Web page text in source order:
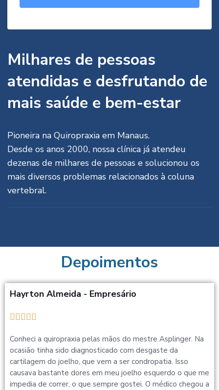
Milhares de pessoas
atendidas e desfrutando de
mais saúde e bem-estar
Pioneira na Quiropraxia em Manaus.
Desde os anos 2000, nossa clínica já atendeu
dezenas de milhares de pessoas e solucionou os
mais diversos problemas relacionados à coluna
vertebral.
Depoimentos
Hayrton Almeida - Empresário
    
Conheci a quiropraxia pelas mãos do mestre Asplinger. Na
ocasião tinha sido diagnosticado com desgaste da
cartilagem do joelho, que vem a ser condropatia. Isso
causava bastante dores em meu joelho esquerdo o que me
impedia de correr, o que sempre gostei. O médico chegou a